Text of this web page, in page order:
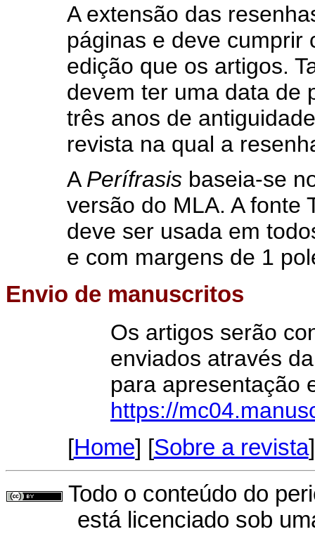
A extensão das
páginas e deve cumprir
edição que os artigos.
devem ter uma data de
três anos de
revista na qual a
A Perífrasis baseia-se
versão do MLA. A fonte
deve ser usada em
e com margens de 1
Envio de manuscritos
Os artigos serão
enviados através
para apresentação
https://
[Home] [Sobre a revista
Todo o conteúdo do
está licenciado sob